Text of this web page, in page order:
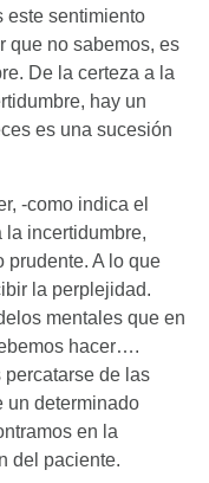
este sentimiento
que no sabemos, es
De la certeza a la
hay un
es una sucesión
-como indica el
la incertidumbre,
prudente. A lo que
la perplejidad.
mentales que en
hacer….
percatarse de las
un determinado
en la
del paciente.